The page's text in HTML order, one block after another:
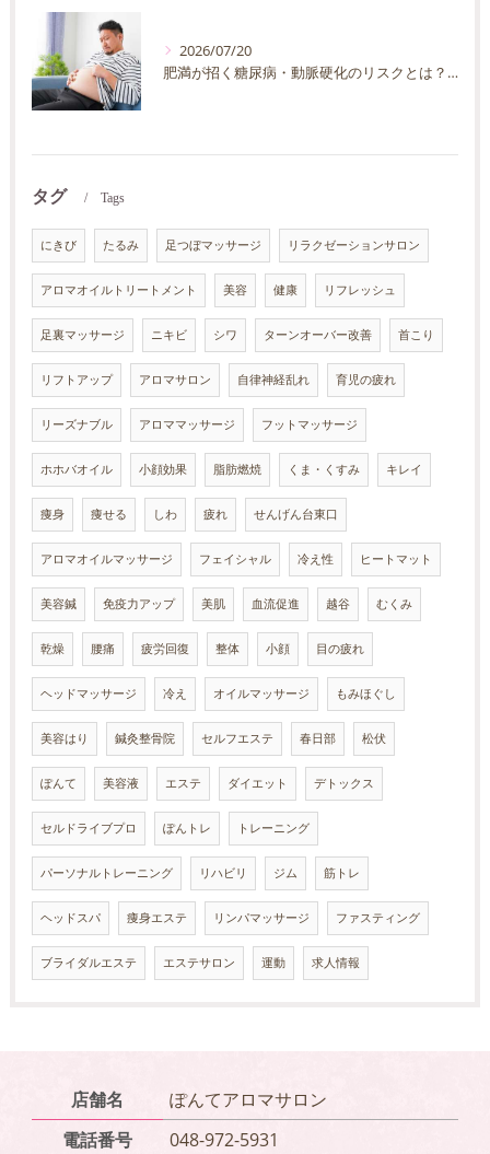
2026/07/20
肥満が招く糖尿病・動脈硬化のリスクとは？30代40代男性が今すぐ始めたい予防法を徹底解説
タグ Tags
にきび たるみ 足つぼマッサージ リラクゼーションサロン
アロマオイルトリートメント 美容 健康 リフレッシュ
足裏マッサージ ニキビ シワ ターンオーバー改善 首こり
リフトアップ アロマサロン 自律神経乱れ 育児の疲れ
リーズナブル アロママッサージ フットマッサージ
ホホバオイル 小顔効果 脂肪燃焼 くま・くすみ キレイ
痩身 痩せる しわ 疲れ せんげん台東口
アロマオイルマッサージ フェイシャル 冷え性 ヒートマット
美容鍼 免疫力アップ 美肌 血流促進 越谷 むくみ
乾燥 腰痛 疲労回復 整体 小顔 目の疲れ
ヘッドマッサージ 冷え オイルマッサージ もみほぐし
美容はり 鍼灸整骨院 セルフエステ 春日部 松伏
ぽんて 美容液 エステ ダイエット デトックス
セルドライブプロ ぽんトレ トレーニング
パーソナルトレーニング リハビリ ジム 筋トレ
ヘッドスパ 痩身エステ リンパマッサージ ファスティング
ブライダルエステ エステサロン 運動 求人情報
店舗名
ぽんてアロマサロン
電話番号
048-972-5931